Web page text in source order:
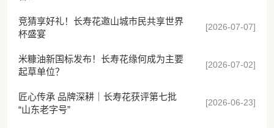
竞猜享好礼！长寿花邀山城市民共享世界
杯盛宴
[2026-07-07]
米糠油新国标发布！长寿花缘何成为主要
起草单位？
[2026-07-02]
匠心传承 品牌深耕｜长寿花获评第七批
“山东老字号”
[2026-06-23]